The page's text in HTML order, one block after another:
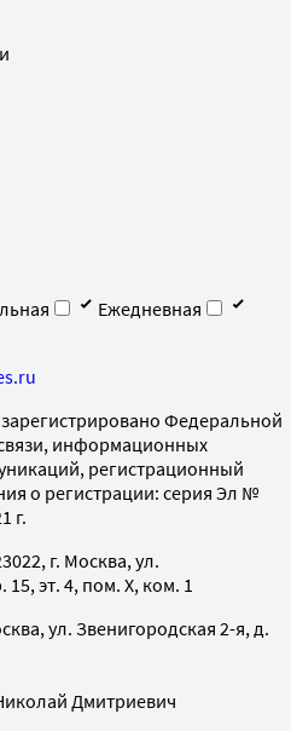
Ежедневная
зарегистрировано Федеральной
информационных
регистрационный
о регистрации: серия Эл №
г.
г. Москва, ул.
эт. 4, пом. X, ком. 1
ул. Звенигородская 2-я, д.
Дмитриевич